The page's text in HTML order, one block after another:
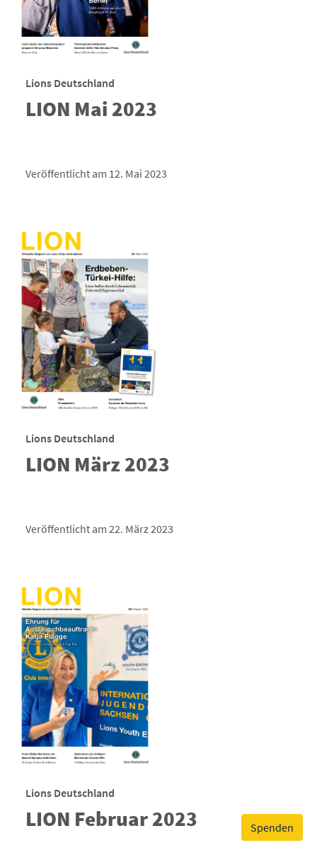
Spenden
Lions Deutschland
LION Mai 2023
Veröffentlicht am 12. Mai 2023
Lions Deutschland
LION März 2023
Veröffentlicht am 22. März 2023
Lions Deutschland
LION Februar 2023